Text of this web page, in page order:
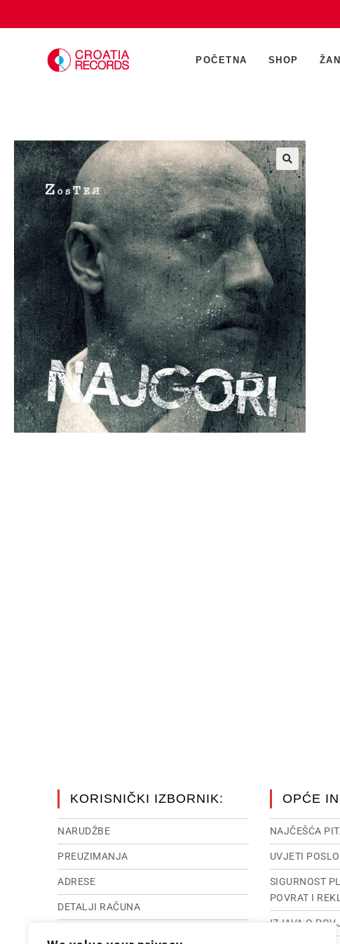
POČETNA SHOP
KORISNIČKI IZBORNIK:
NARUDŽBE
PREUZIMANJA
ADRESE
DETALJI RAČUNA
OPĆE
NAJČEŠĆA
UVJETI
SIGURNOST
POVRAT I
IZJAVA O